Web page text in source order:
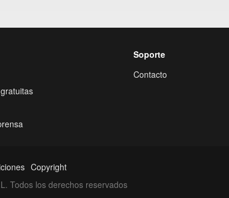
Soporte
Contacto
Copyright
Todos los derechos reservados